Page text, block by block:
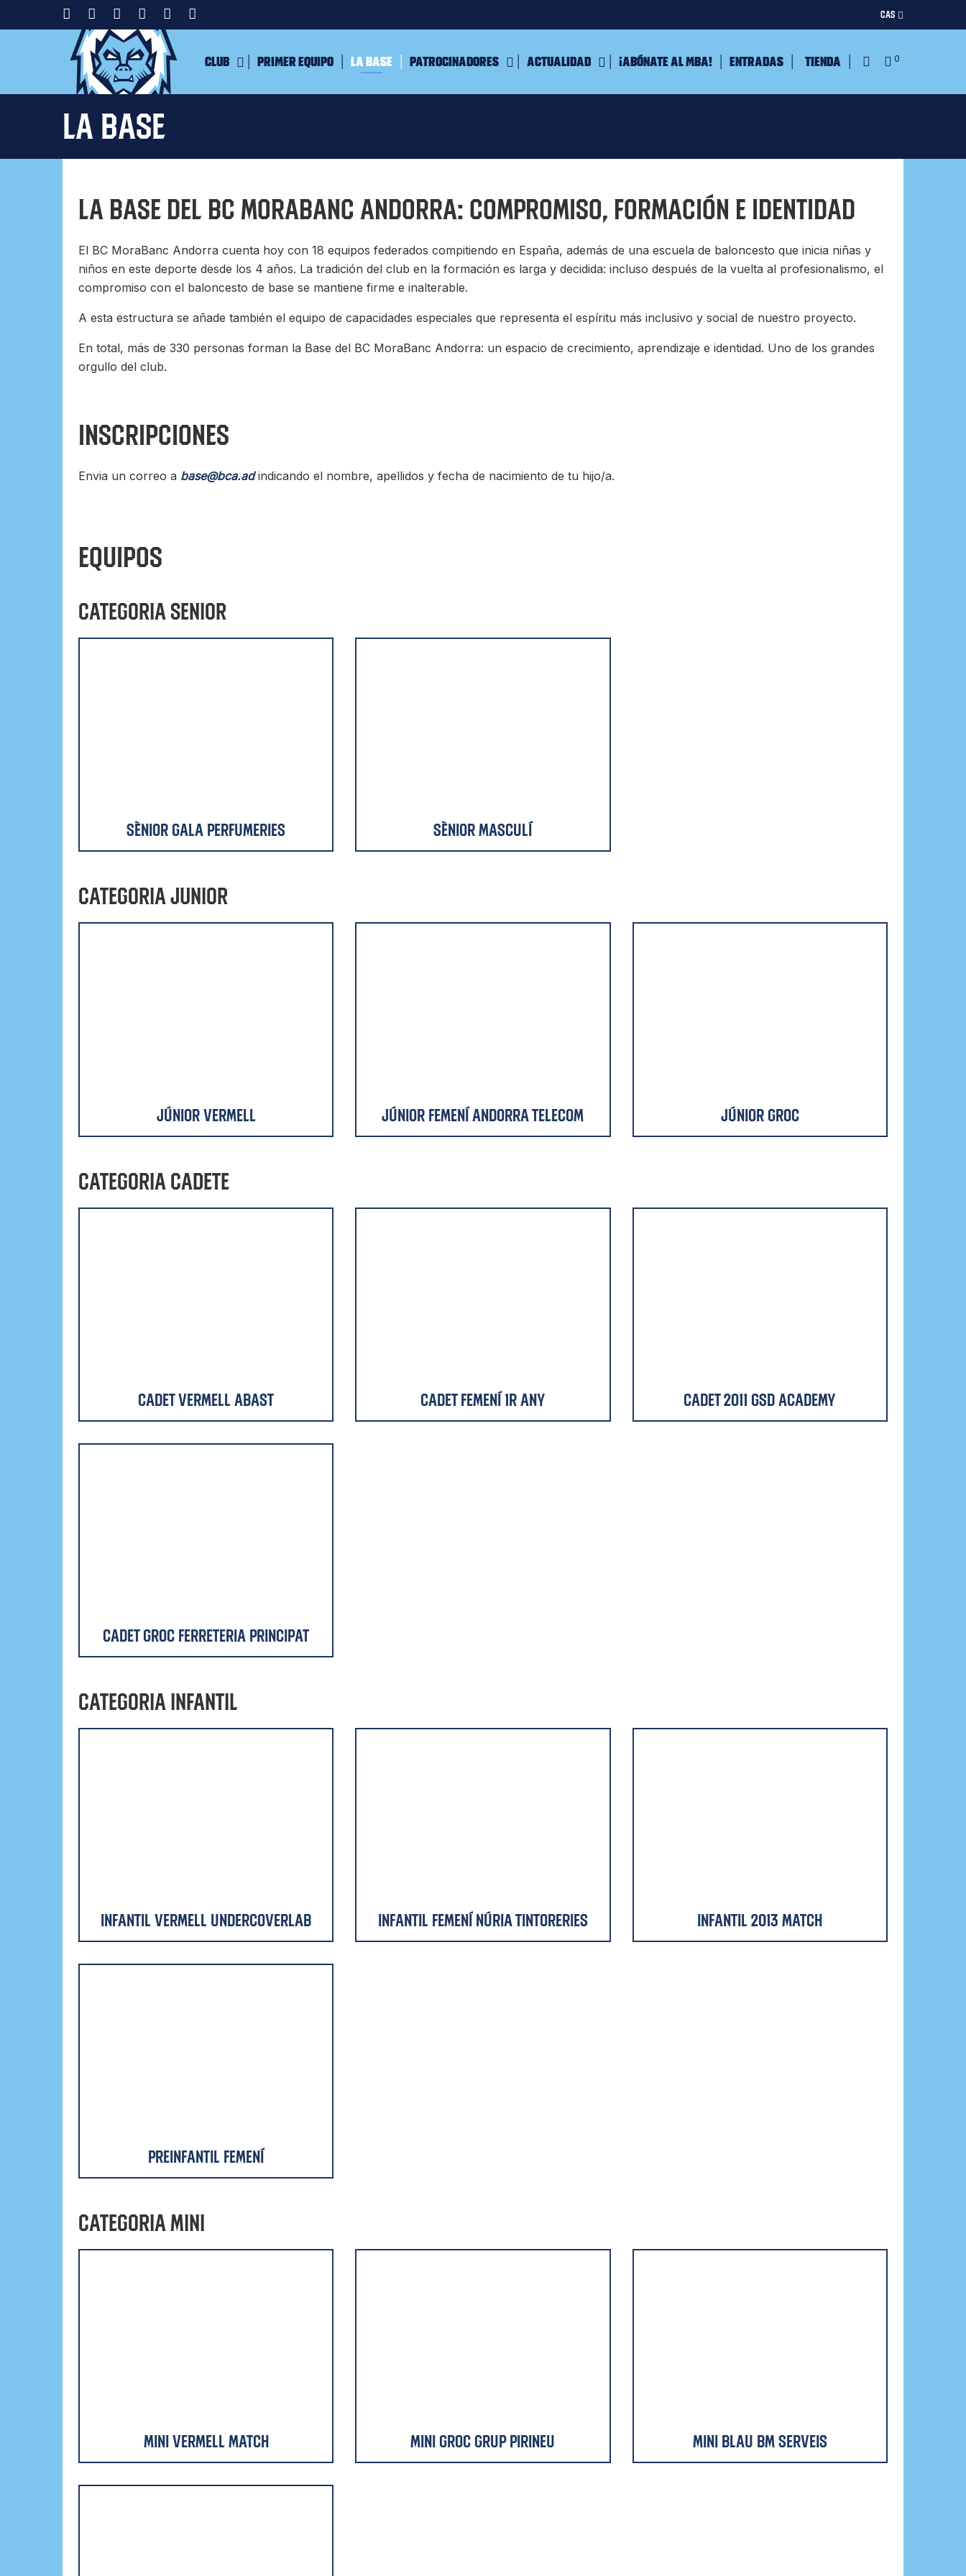
CAS
0
Club Primer equipo La Base Patrocinadores Actualidad ¡Abónate al MBA! Entradas Tienda
La Base
La Base del BC MoraBanc Andorra: compromiso, formación e identidad
El BC MoraBanc Andorra cuenta hoy con 18 equipos federados compitiendo en España, además de una escuela de baloncesto que inicia niñas y
niños en este deporte desde los 4 años. La tradición del club en la formación es larga y decidida: incluso después de la vuelta al profesionalismo, el
compromiso con el baloncesto de base se mantiene firme e inalterable.
A esta estructura se añade también el equipo de capacidades especiales que representa el espíritu más inclusivo y social de nuestro proyecto.
En total, más de 330 personas forman la Base del BC MoraBanc Andorra: un espacio de crecimiento, aprendizaje e identidad. Uno de los grandes
orgullo del club.
INSCRIPCIONES
Envia un correo a base@bca.adindicando el nombre, apellidos y fecha de nacimiento de tu hijo/a.
Equipos
Categoria Senior
Sènior Gala Perfumeries Sènior Masculí
Categoria Junior
Júnior Vermell Júnior Femení Andorra Telecom Júnior Groc
Categoria Cadete
Cadet Vermell Abast Cadet Femení 1r Any Cadet 2011 GSD Academy
Cadet Groc Ferreteria Principat
Categoria Infantil
Infantil Vermell Undercoverlab Infantil Femení Núria Tintoreries Infantil 2013 Match
Preinfantil Femení
Categoria Mini
Mini Vermell Match Mini Groc Grup Pirineu Mini Blau BM Serveis